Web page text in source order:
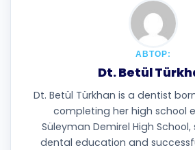
АВТОР:
Dt. Betül
Dt. Betül Türkhan is a dentist
completing her high school
Süleyman Demirel High
dental education and